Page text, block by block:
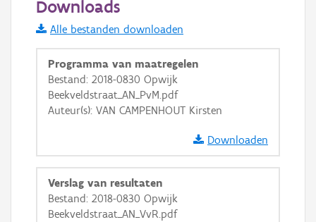
Informatie Vlaanderen
i
+ −
Basis Lagen
Downloads
Alle bestanden downloaden
Programma van maatregelen
Bestand: 2018-0830 Opwijk
Beekveldstraat_AN_PvM.pdf
Auteur(s): VAN CAMPENHOUT Kirsten
Downloaden
Verslag van resultaten
Bestand: 2018-0830 Opwijk
Beekveldstraat_AN_VvR.pdf